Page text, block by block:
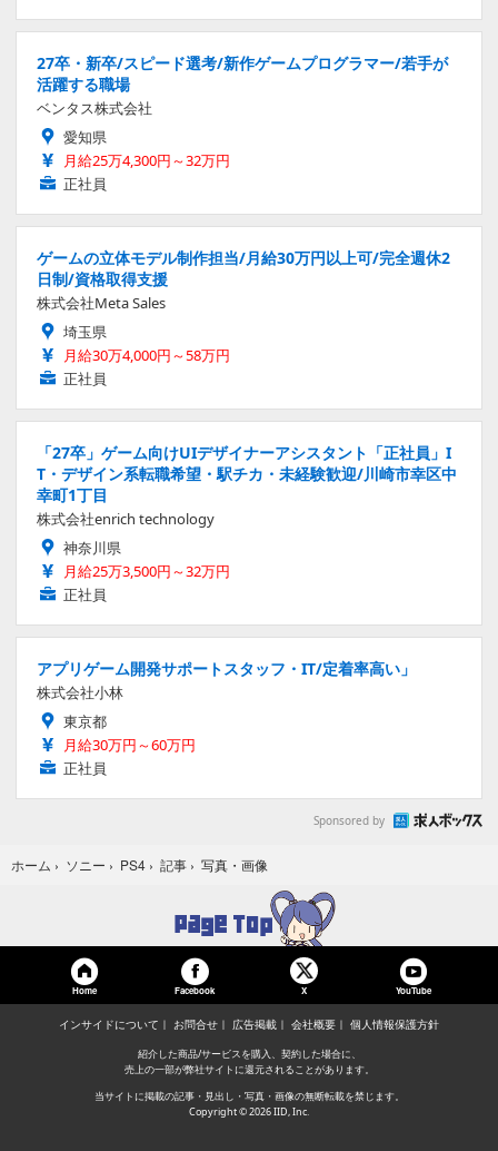
27卒・新卒/スピード選考/新作ゲームプログラマー/若手が
活躍する職場
ベンタス株式会社
愛知県
月給25万4,300円～32万円
正社員
ゲームの立体モデル制作担当/月給30万円以上可/完全週休2
日制/資格取得支援
株式会社Meta Sales
埼玉県
月給30万4,000円～58万円
正社員
「27卒」ゲーム向けUIデザイナーアシスタント「正社員」I
T・デザイン系転職希望・駅チカ・未経験歓迎/川崎市幸区中
幸町1丁目
株式会社enrich technology
神奈川県
月給25万3,500円～32万円
正社員
アプリゲーム開発サポートスタッフ・IT/定着率高い」
株式会社小林
東京都
月給30万円～60万円
正社員
Sponsored by
ホーム › ソニー › PS4 › 記事 › 写真・画像
Home Facebook X YouTube
インサイドについて お問合せ 広告掲載 会社概要 個人情報保護方針
紹介した商品/サービスを購入、契約した場合に、
売上の一部が弊社サイトに還元されることがあります。
当サイトに掲載の記事・見出し・写真・画像の無断転載を禁じます。
Copyright © 2026 IID, Inc.